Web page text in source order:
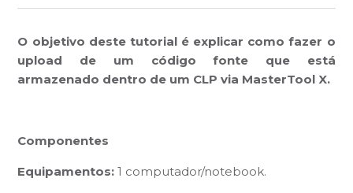
O objetivo deste tutorial é explicar como fazer o
upload de um código fonte que está
armazenado dentro de um CLP via MasterTool X.
Componentes
Equipamentos: 1 computador/notebook.